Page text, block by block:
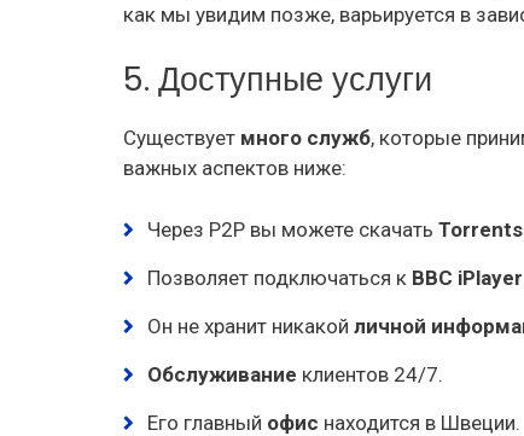
как мы увидим позже, варьируется в
5. Доступные услуги
Существует много служб, которые
важных аспектов ниже:
Через P2P вы можете скачать Torrents
Позволяет подключаться к BBC iPlayer
Он не хранит никакой личной
Обслуживание клиентов 24/7.
Его главный офис находится в Швеции.